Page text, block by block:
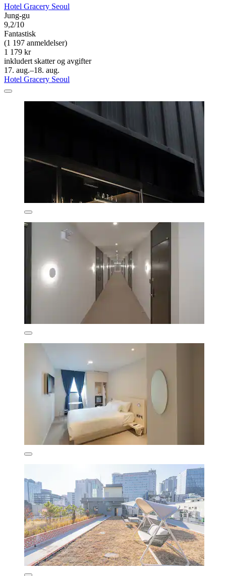
Hotel Gracery Seoul
Jung-gu
9,2/10
Fantastisk
(1 197 anmeldelser)
1 179 kr
inkludert skatter og avgifter
17. aug.–18. aug.
Hotel Gracery Seoul